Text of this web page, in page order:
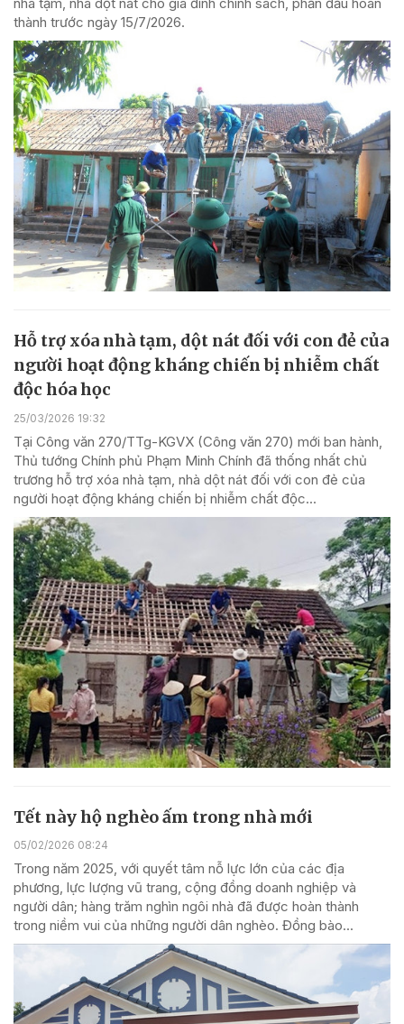
thành trước ngày 15/7/2026.
Hỗ trợ xóa nhà tạm, dột nát đối với con đẻ của
người hoạt động kháng chiến bị nhiễm chất
độc hóa học
25/03/2026 19:32
Tại Công văn 270/TTg-KGVX (Công văn 270) mới ban hành,
Thủ tướng Chính phủ Phạm Minh Chính đã thống nhất chủ
trương hỗ trợ xóa nhà tạm, nhà dột nát đối với con đẻ của
người hoạt động kháng chiến bị nhiễm chất độc...
Tết này hộ nghèo ấm trong nhà mới
05/02/2026 08:24
Trong năm 2025, với quyết tâm nỗ lực lớn của các địa
phương, lực lượng vũ trang, cộng đồng doanh nghiệp và
người dân; hàng trăm nghìn ngôi nhà đã được hoàn thành
trong niềm vui của những người dân nghèo. Đồng bào...